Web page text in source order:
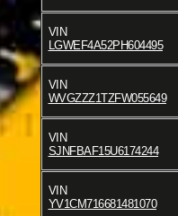
VIN
LGWEF4A52PH604495
VIN
WVGZZZ1TZFW055649
VIN
SJNFBAF15U6174244
VIN
YV1CM716681481070